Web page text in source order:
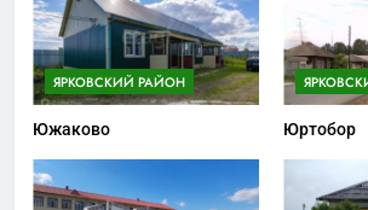
ЯРКОВСКИЙ РАЙОН
Южаково Юртобор